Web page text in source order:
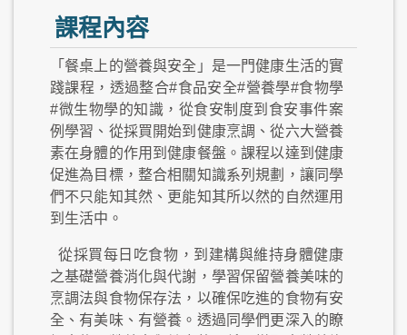
課程內容
「餐桌上的營養與安全」是一門健康生活的實
踐課程，透過整合#食品安全#營養學#食物學
#微生物學的知識，從食安制度到食安事件案
例學習、從採買開始到健康烹調、從六大營養
素在身體的作用到健康餐盤。課程以達到健康
促進為目標，整合相關知識系列規劃，讓同學
們不只能知其然、更能知其所以然的自然運用
到生活中。
從採買每日吃食物，到建構與維持身體健康
之基礎營養消化與代謝，學習保留營養美味的
烹調法與食物保存法，以確保吃進的食物有安
全、有美味、有營養。透過同學們更深入的瞭